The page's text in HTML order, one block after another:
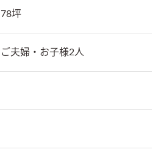
78坪
ご夫婦・お子様2人